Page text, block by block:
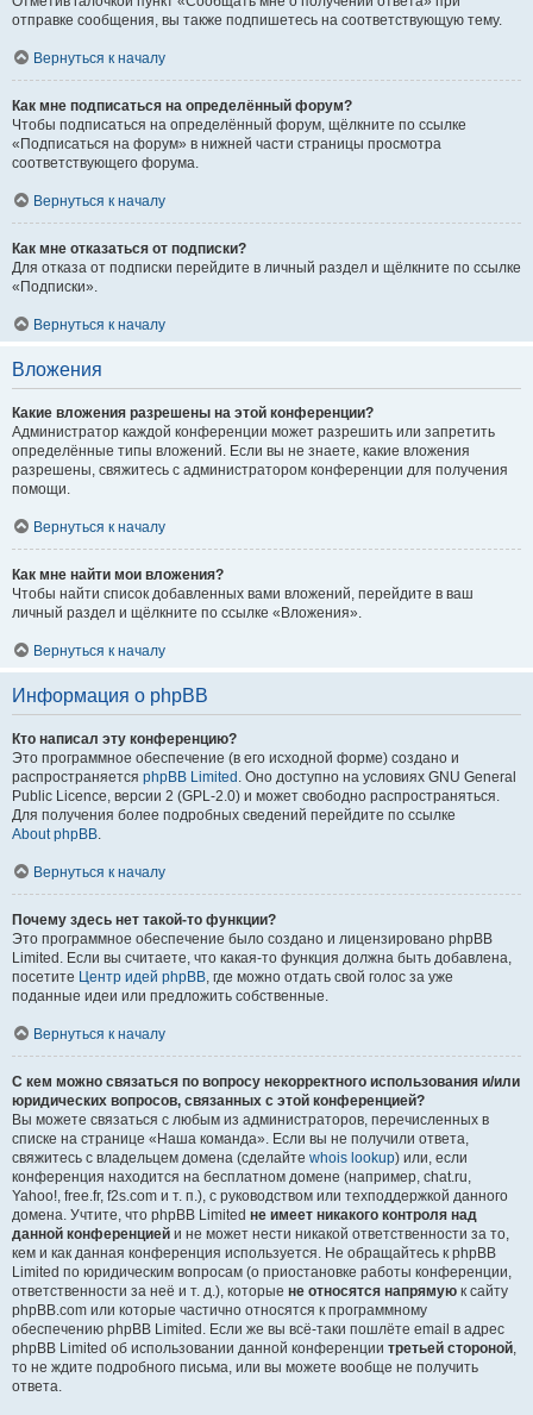
отправке сообщения, вы также подпишетесь на соответствующую тему.
Вернуться к началу
Как мне подписаться на определённый форум?
Чтобы подписаться на определённый форум, щёлкните по ссылке
«Подписаться на форум» в нижней части страницы просмотра
соответствующего форума.
Вернуться к началу
Как мне отказаться от подписки?
Для отказа от подписки перейдите в личный раздел и щёлкните по ссылке
«Подписки».
Вернуться к началу
Вложения
Какие вложения разрешены на этой конференции?
Администратор каждой конференции может разрешить или запретить
определённые типы вложений. Если вы не знаете, какие вложения
разрешены, свяжитесь с администратором конференции для получения
помощи.
Вернуться к началу
Как мне найти мои вложения?
Чтобы найти список добавленных вами вложений, перейдите в ваш
личный раздел и щёлкните по ссылке «Вложения».
Вернуться к началу
Информация о phpBB
Кто написал эту конференцию?
Это программное обеспечение (в его исходной форме) создано и
распространяется phpBB Limited . Оно доступно на условиях GNU General
Public Licence, версии 2 (GPL-2.0) и может свободно распространяться.
Для получения более подробных сведений перейдите по ссылке
About phpBB.
Вернуться к началу
Почему здесь нет такой-то функции?
Это программное обеспечение было создано и лицензировано phpBB
Limited. Если вы считаете, что какая-то функция должна быть добавлена,
посетите Центр идей phpBB, где можно отдать свой голос за уже
поданные идеи или предложить собственные.
Вернуться к началу
С кем можно связаться по вопросу некорректного использования и/или
юридических вопросов, связанных с этой конференцией?
Вы можете связаться с любым из администраторов, перечисленных в
списке на странице «Наша команда». Если вы не получили ответа,
свяжитесь с владельцем домена (сделайте whois lookup) или, если
конференция находится на бесплатном домене (например, chat.ru,
Yahoo!, free.fr, f2s.com и т. п.), с руководством или техподдержкой данного
домена. Учтите, что phpBB Limited не имеет никакого контроля над
данной конференцией и не может нести никакой ответственности за то,
кем и как данная конференция используется. Не обращайтесь к phpBB
Limited по юридическим вопросам (о приостановке работы конференции,
ответственности за неё и т. д.), которые не относятся напрямую к сайту
phpBB.com или которые частично относятся к программному
обеспечению phpBB Limited. Если же вы всё-таки пошлёте email в адрес
phpBB Limited об использовании данной конференции третьей стороной,
то не ждите подробного письма, или вы можете вообще не получить
ответа.